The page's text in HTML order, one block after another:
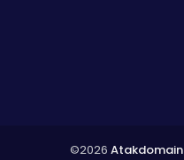
©2026 Atakdomain